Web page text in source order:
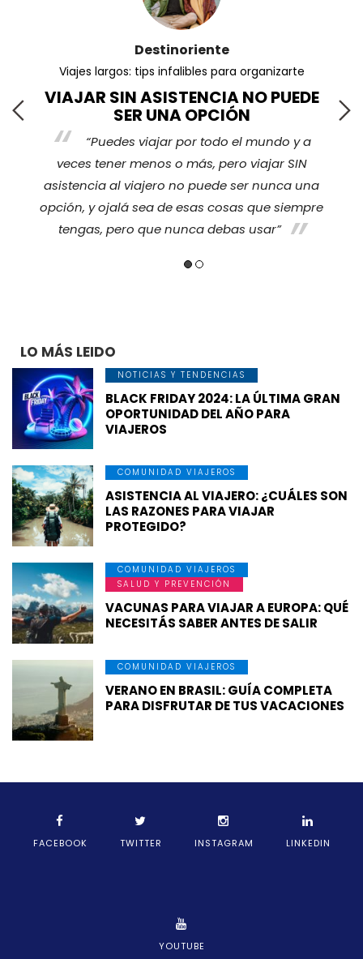
Destinoriente
Viajes largos: tips infalibles para organizarte
VIAJAR SIN ASISTENCIA NO PUEDE
SER UNA OPCIÓN
“Puedes viajar por todo el mundo y a
veces tener menos o más, pero viajar SIN
asistencia al viajero no puede ser nunca una
opción, y ojalá sea de esas cosas que siempre
tengas, pero que nunca debas usar”
LO MÁS LEIDO
NOTICIAS Y TENDENCIAS
BLACK FRIDAY 2024: LA ÚLTIMA GRAN
OPORTUNIDAD DEL AÑO PARA
VIAJEROS
COMUNIDAD VIAJEROS
ASISTENCIA AL VIAJERO: ¿CUÁLES SON
LAS RAZONES PARA VIAJAR
PROTEGIDO?
COMUNIDAD VIAJEROS
SALUD Y PREVENCIÓN
VACUNAS PARA VIAJAR A EUROPA: QUÉ
NECESITÁS SABER ANTES DE SALIR
COMUNIDAD VIAJEROS
VERANO EN BRASIL: GUÍA COMPLETA
PARA DISFRUTAR DE TUS VACACIONES
FACEBOOK TWITTER INSTAGRAM LINKEDIN
YOUTUBE